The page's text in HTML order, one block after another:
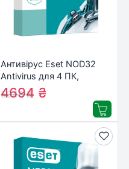
Антивірус Eset NOD32
Antivirus для 4 ПК,
лицензия на 2year
(16_4_2)
5048₴
4694 ₴